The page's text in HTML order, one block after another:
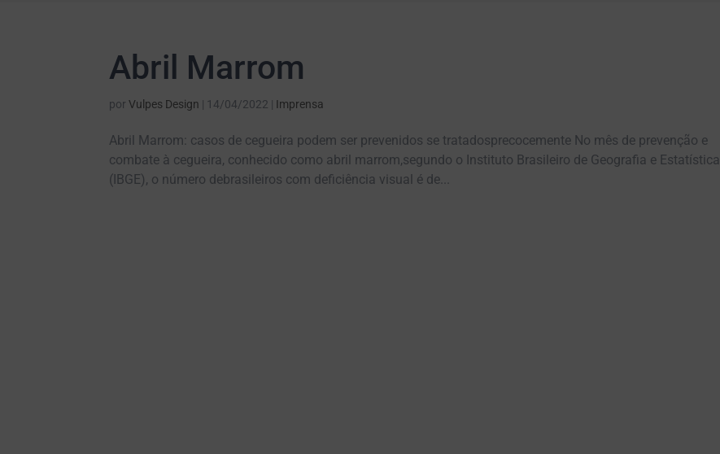
Abril Marrom
porVulpes Design | 14/04/2022 | Imprensa
Abril Marrom: casos de cegueira podem ser prevenidos se tratadosprecocemente No mês de prevenção e
combate à cegueira, conhecido como abril marrom,segundo o Instituto Brasileiro de Geografia e Estatística
(IBGE), o número debrasileiros com deficiência visual é de...